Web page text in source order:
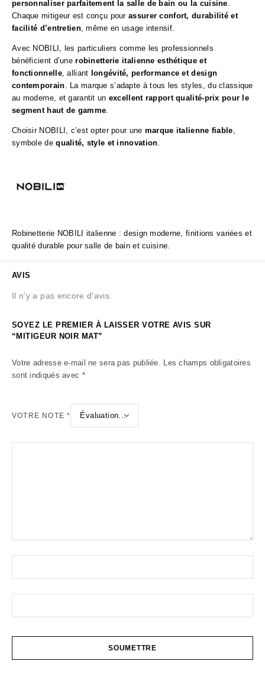
personnaliser parfaitement la salle de bain ou la cuisine.
Chaque mitigeur est conçu pourassurer confort, durabilité et
facilité d’entretien, même en usage intensif.
Avec NOBILI, les particuliers comme les professionnels
bénéficient d’unerobinetterie italienne esthétique et
fonctionnelle, alliant longévité, performance et design
contemporain. La marque s’adapte à tous les styles, du classique
au moderne, et garantit un excellent rapport qualité-prix pour le
segment haut de gamme.
Choisir NOBILI, c’est opter pour une marque italienne fiable,
symbole dequalité, style et innovation.
Robinetterie NOBILI italienne : design moderne, finitions variées et
qualité durable pour salle de bain et cuisine.
AVIS
Il n’y a pas encore d’avis.
SOYEZ LE PREMIER À LAISSER VOTRE AVIS SUR
“MITIGEUR NOIR MAT”
Votre adresse e-mail ne sera pas publiée. Les champs obligatoires
sont indiqués avec *
VOTRE NOTE*